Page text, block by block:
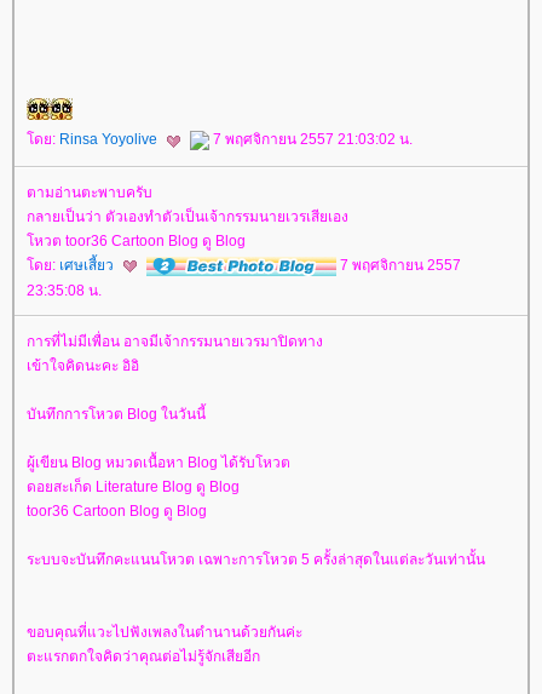
ดย: Rinsa Yoyolive 7 พฤศจิกายน 2557 21:03:02 น.
ตามอ่านตะพาบครับ
กลายเป็นว่า ตัวเองทำตัวเป็นเจ้ากรรมนายเวรเสียเอง
หวต toor36 Cartoon Blog ดู Blog
ดย: เศษเสี้ยว
7 พฤศจิกายน 2557
23:35:08 น.
การที่ไม่มีเพื่อน อาจมีเจ้ากรรมนายเวรมาปิดทาง
เข้าใจคิดนะคะ อิอิ
บันทึกการโหวต Blog ในวันนี้
ผู้เขียน Blog หมวดเนื้อหา Blog ได้รับโหวต
ดอยสะเก็ด Literature Blog ดู Blog
toor36 Cartoon Blog ดู Blog
ระบบจะบันทึกคะแนนโหวต เฉพาะการโหวต 5 ครั้งล่าสุดในแต่ละวันเท่านั้น
ขอบคุณที่แวะไปฟังเพลงในตำนานด้วยกันค่ะ
ตะแรกตกใจคิดว่าคุณต่อไม่รู้จักเสียอีก